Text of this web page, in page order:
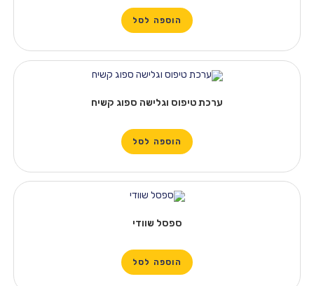
הוספה לסל
ערכת טיפוס וגלישה ספוג קשיח
הוספה לסל
ספסל שוודי
הוספה לסל